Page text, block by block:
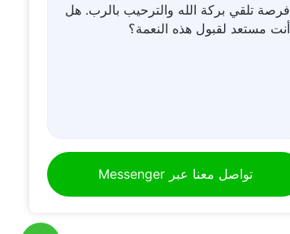
فرصة تلقي بركة الله والترحيب بالرب. هل
أنت مستعد لقبول هذه النعمة؟
تواصل معنا عبر Messenger